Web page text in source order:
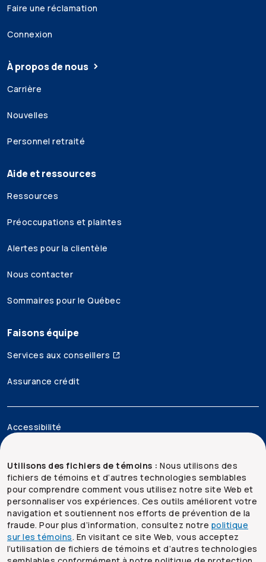
Utilisons des fichiers de témoins : Nous utilisons des
fichiers de témoins et d’autres technologies semblables
pour comprendre comment vous utilisez notre site Web et
personnaliser vos expériences. Ces outils améliorent votre
navigation et soutiennent nos efforts de prévention de la
fraude. Pour plus d’information, consultez notre politique
sur les témoins. En visitant ce site Web, vous acceptez
l’utilisation de fichiers de témoins et d’autres technologies
Faire une réclamation
Connexion
À propos de nous
Carrière
Nouvelles
Personnel retraité
Aide et ressources
Ressources
Préoccupations et plaintes
Alertes pour la clientèle
Nous contacter
Sommaires pour le Québec
Faisons équipe
Services aux conseillers
Assurance crédit
Accessibilité
Sécurité et confidentialité
Plan du site